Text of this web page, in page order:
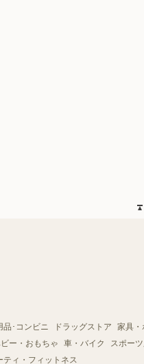
品･コンビニ ドラッグストア
家具・
ー・おもちゃ 車・バイク
スポー
ティ・フィットネス